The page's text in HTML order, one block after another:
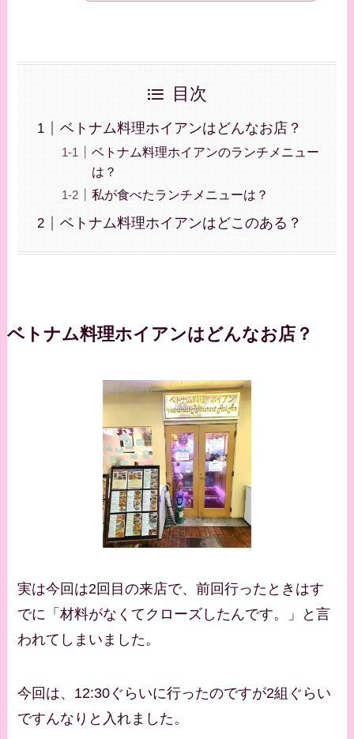
目次
ベトナム料理ホイアンはどんなお店？
ベトナム料理ホイアンのランチメニュー
は？
私が食べたランチメニューは？
ベトナム料理ホイアンはどこのある？
ベトナム料理ホイアンはどんなお店？
実は今回は2回目の来店で、前回行ったときはす
でに「材料がなくてクローズしたんです。」と言
われてしまいました。
今回は、12:30ぐらいに行ったのですが2組ぐらい
ですんなりと入れました。